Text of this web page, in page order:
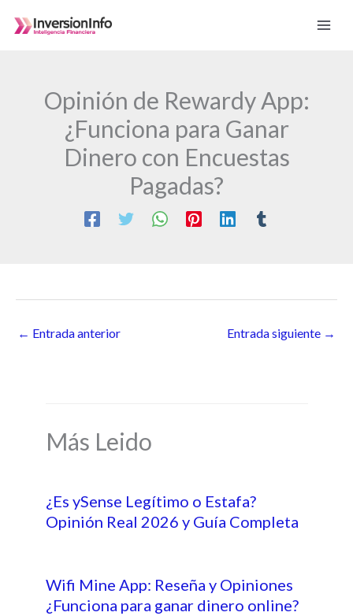
Opinión de Rewardy App:
¿Funciona para Ganar
Dinero con Encuestas
Pagadas?
← Entrada anterior Entrada siguiente →
Más Leido
¿Es ySense Legítimo o Estafa?
Opinión Real 2026 y Guía Completa
Wifi Mine App: Reseña y Opiniones
¿Funciona para ganar dinero online?